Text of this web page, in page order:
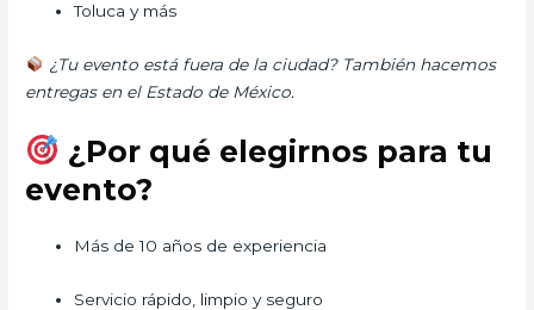
Toluca y más
¿Tu evento está fuera de la ciudad? También hacemos
entregas en el Estado de México.
¿Por qué elegirnos para tu
evento?
Más de 10 años de experiencia
Servicio rápido, limpio y seguro